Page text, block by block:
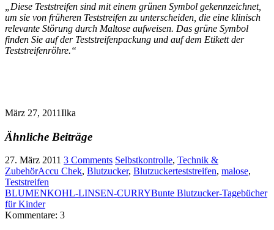
„Diese Teststreifen sind mit einem grünen Symbol gekennzeichnet,
um sie von früheren Teststreifen zu unterscheiden, die eine klinisch
relevante Störung durch Maltose aufweisen. Das grüne Symbol
finden Sie auf der Teststreifenpackung und auf dem Etikett der
Teststreifenröhre.“
März 27, 2011Ilka
Ähnliche Beiträge
27. März 2011 3 Comments Selbstkontrolle, Technik &
ZubehörAccu Chek, Blutzucker, Blutzuckerteststreifen, malose,
Teststreifen
BLUMENKOHL-LINSEN-CURRYBunte Blutzucker-Tagebücher
für Kinder
Kommentare: 3